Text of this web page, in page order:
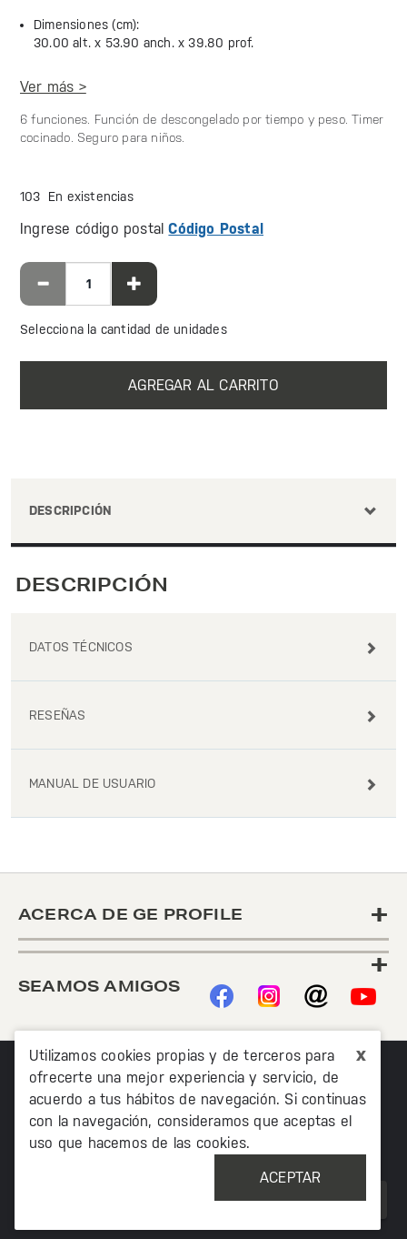
x
Utilizamos cookies propias y de terceros para
ofrecerte una mejor experiencia y servicio, de
acuerdo a tus hábitos de navegación. Si continuas
con la navegación, consideramos que aceptas el
uso que hacemos de las cookies.
ACEPTAR
Dimensiones (cm):
30.00 alt. x 53.90 anch. x 39.80 prof.
Ver más >
6 funciones. Función de descongelado por tiempo y peso. Timer
cocinado. Seguro para niños.
103 En existencias
Ingrese código postalCódigo Postal
Selecciona la cantidad de unidades
AGREGAR AL CARRITO
DESCRIPCIÓN
DESCRIPCIÓN
DATOS TÉCNICOS
RESEÑAS
MANUAL DE USUARIO
ACERCA DE GE PROFILE
+
+
SEAMOS AMIGOS
©2020 TODOS LOS DERECHOS RESERVADOS MABE
DE CHAPULTEPEC, MIGUEL HIDALCO, CIUDAD DE MÉXICO, CP
¡CUPON ADICIONAL 6%: HOME